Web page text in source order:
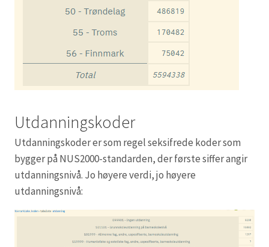
Utdanningskoder
Utdanningskoder er som regel seksifrede koder som
bygger på NUS2000-standarden, der første siffer angir
utdanningsnivå. Jo høyere verdi, jo høyere
utdanningsnivå: